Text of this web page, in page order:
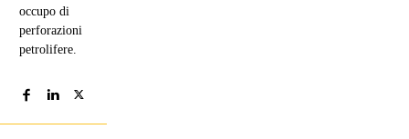
occupo di
perforazioni
petrolifere.